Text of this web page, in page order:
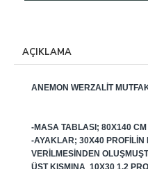
AÇIKLAMA
ANEMON WERZALIT
-MASA TABLASI; 80X140
-AYAKLAR; 30X40
VERILMESINDEN
ÜST KISMINA 10X30 1.2